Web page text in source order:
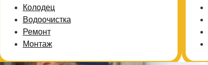
Колодец
Водоочистка
Ремонт
Монтаж